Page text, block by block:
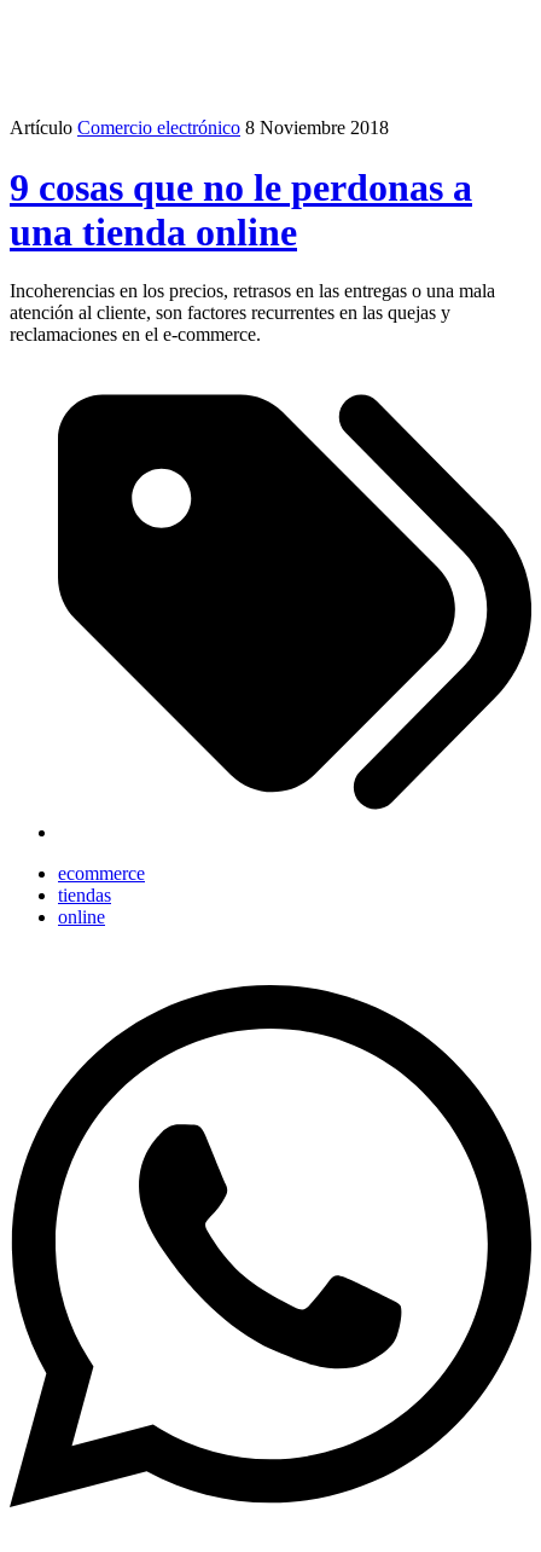
Artículo Comercio electrónico 8 Noviembre 2018
9 cosas que no le perdonas a
una tienda online
Incoherencias en los precios, retrasos en las entregas o una mala
atención al cliente, son factores recurrentes en las quejas y
reclamaciones en el e-commerce.
ecommerce
tiendas
online